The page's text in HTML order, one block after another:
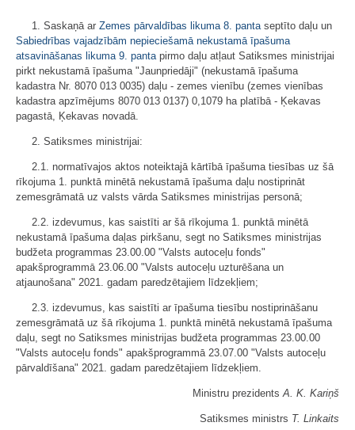
1. Saskaņā ar Zemes pārvaldības likuma 8. pantaseptīto daļu un
Sabiedrības vajadzībām nepieciešamā nekustamā īpašuma
atsavināšanas likuma 9. pantapirmo daļu atļaut Satiksmes ministrijai
pirkt nekustamā īpašuma "Jaunpriedāji" (nekustamā īpašuma
kadastra Nr. 8070 013 0035) daļu - zemes vienību (zemes vienības
kadastra apzīmējums 8070 013 0137) 0,1079 ha platībā - Ķekavas
pagastā, Ķekavas novadā.
2. Satiksmes ministrijai:
2.1. normatīvajos aktos noteiktajā kārtībā īpašuma tiesības uz šā
rīkojuma 1. punktā minētā nekustamā īpašuma daļu nostiprināt
zemesgrāmatā uz valsts vārda Satiksmes ministrijas personā;
2.2. izdevumus, kas saistīti ar šā rīkojuma 1. punktā minētā
nekustamā īpašuma daļas pirkšanu, segt no Satiksmes ministrijas
budžeta programmas 23.00.00 "Valsts autoceļu fonds"
apakšprogrammā 23.06.00 "Valsts autoceļu uzturēšana un
atjaunošana" 2021. gadam paredzētajiem līdzekļiem;
2.3. izdevumus, kas saistīti ar īpašuma tiesību nostiprināšanu
zemesgrāmatā uz šā rīkojuma 1. punktā minētā nekustamā īpašuma
daļu, segt no Satiksmes ministrijas budžeta programmas 23.00.00
"Valsts autoceļu fonds" apakšprogrammā 23.07.00 "Valsts autoceļu
pārvaldīšana" 2021. gadam paredzētajiem līdzekļiem.
Ministru prezidentsA. K. Kariņš
Satiksmes ministrs T. Linkaits